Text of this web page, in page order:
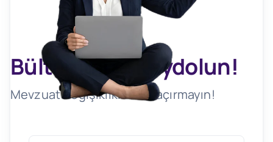
Bültenimize Kaydolun!
Mevzuat Değişikliklerini Kaçırmayın!